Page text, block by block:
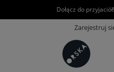
Dołącz do
Zarejestruj